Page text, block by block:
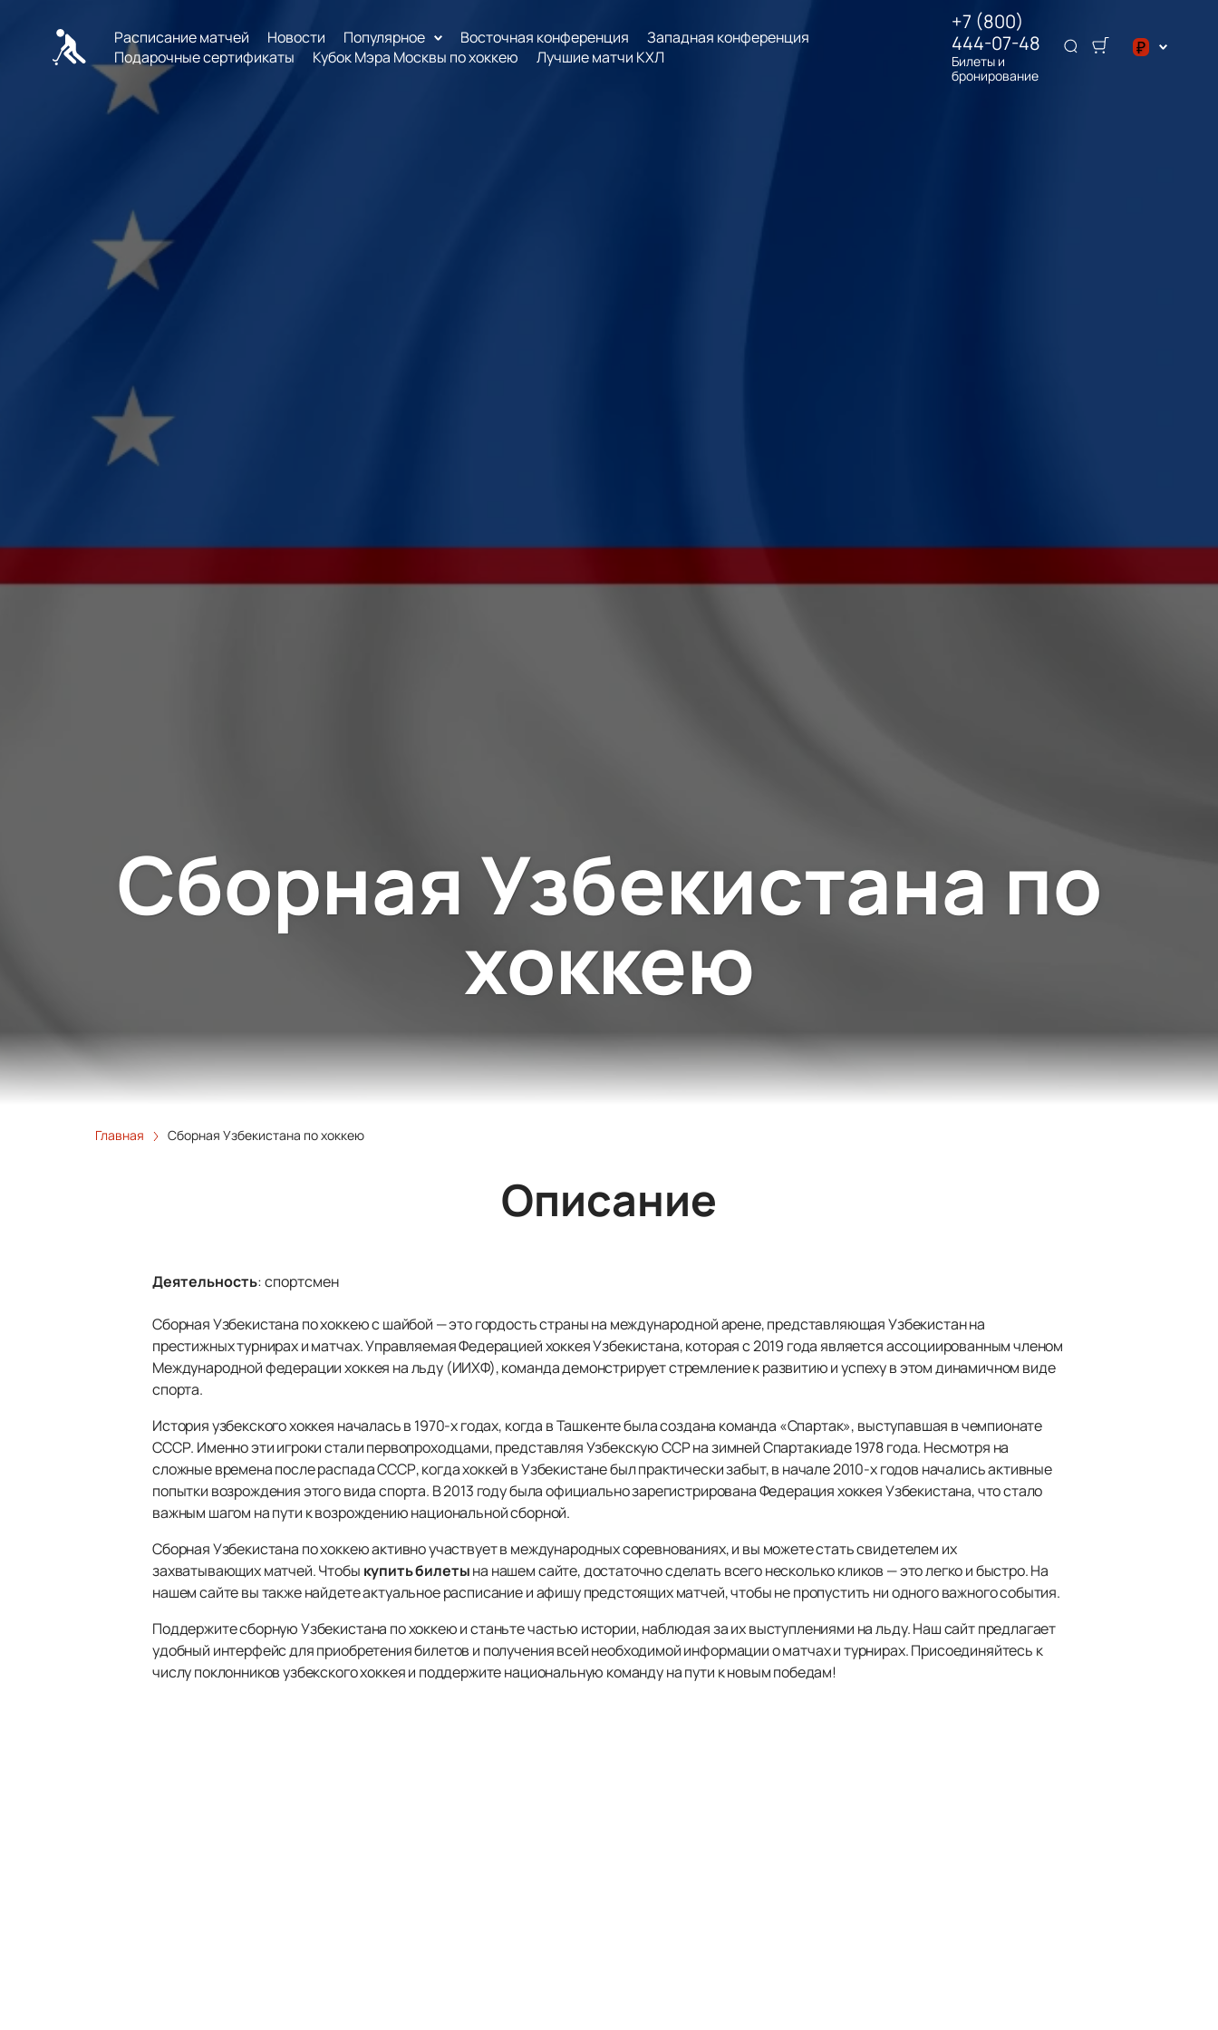
Расписание матчей Новости Популярное Восточная конференция
Западная конференция
Подарочные сертификаты
Кубок Мэра Москвы по хоккею Лучшие матчи КХЛ
+7 (800)
444-07-48
Билеты и
бронирование
₽
Сборная Узбекистана по
хоккею
Главная Сборная Узбекистана по хоккею
Описание
Деятельность:спортсмен
Сборная Узбекистана по хоккею с шайбой — это гордость страны на международной арене, представляющая Узбекистан на
престижных турнирах и матчах. Управляемая Федерацией хоккея Узбекистана, которая с 2019 года является ассоциированным членом
Международной федерации хоккея на льду (ИИХФ), команда демонстрирует стремление к развитию и успеху в этом динамичном виде
спорта.
История узбекского хоккея началась в 1970-х годах, когда в Ташкенте была создана команда «Спартак», выступавшая в чемпионате
СССР. Именно эти игроки стали первопроходцами, представляя Узбекскую ССР на зимней Спартакиаде 1978 года. Несмотря на
сложные времена после распада СССР, когда хоккей в Узбекистане был практически забыт, в начале 2010-х годов начались активные
попытки возрождения этого вида спорта. В 2013 году была официально зарегистрирована Федерация хоккея Узбекистана, что стало
важным шагом на пути к возрождению национальной сборной.
Сборная Узбекистана по хоккею активно участвует в международных соревнованиях, и вы можете стать свидетелем их
захватывающих матчей. Чтобы купить билетына нашем сайте, достаточно сделать всего несколько кликов — это легко и быстро. На
нашем сайте вы также найдете актуальное расписание и афишу предстоящих матчей, чтобы не пропустить ни одного важного события.
Поддержите сборную Узбекистана по хоккею и станьте частью истории, наблюдая за их выступлениями на льду. Наш сайт предлагает
удобный интерфейс для приобретения билетов и получения всей необходимой информации о матчах и турнирах. Присоединяйтесь к
числу поклонников узбекского хоккея и поддержите национальную команду на пути к новым победам!